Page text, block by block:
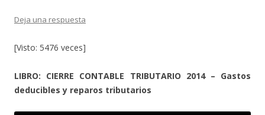
Deja una respuesta
[Visto: 5476 veces]
LIBRO: CIERRE CONTABLE TRIBUTARIO 2014 – Gastos
deducibles y reparos tributarios